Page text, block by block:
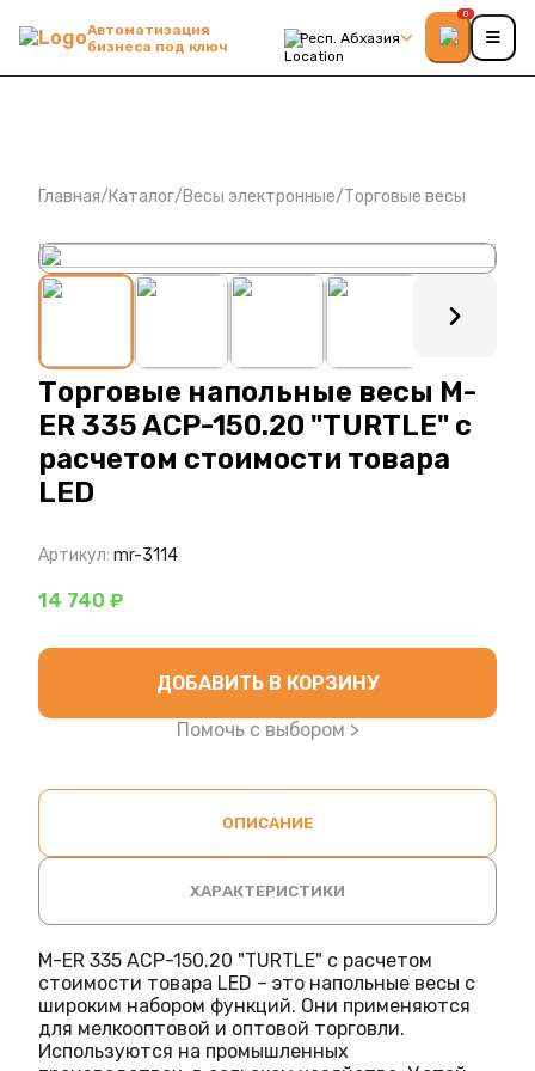
Автоматизация
бизнеса под ключ
Респ. Абхазия
0
Главная/Каталог/Весы электронные/Торговые весы
: ?>
Торговые напольные весы M-
ER 335 ACP-150.20 "TURTLE" с
расчетом стоимости товара
LED
Артикул: mr-3114
14 740 ₽
ДОБАВИТЬ В КОРЗИНУ
Помочь с выбором >
ОПИСАНИЕ
ХАРАКТЕРИСТИКИ
M-ER 335 ACP-150.20 "TURTLE" с расчетом
стоимости товара LED – это напольные весы с
широким набором функций. Они применяются
для мелкооптовой и оптовой торговли.
Используются на промышленных